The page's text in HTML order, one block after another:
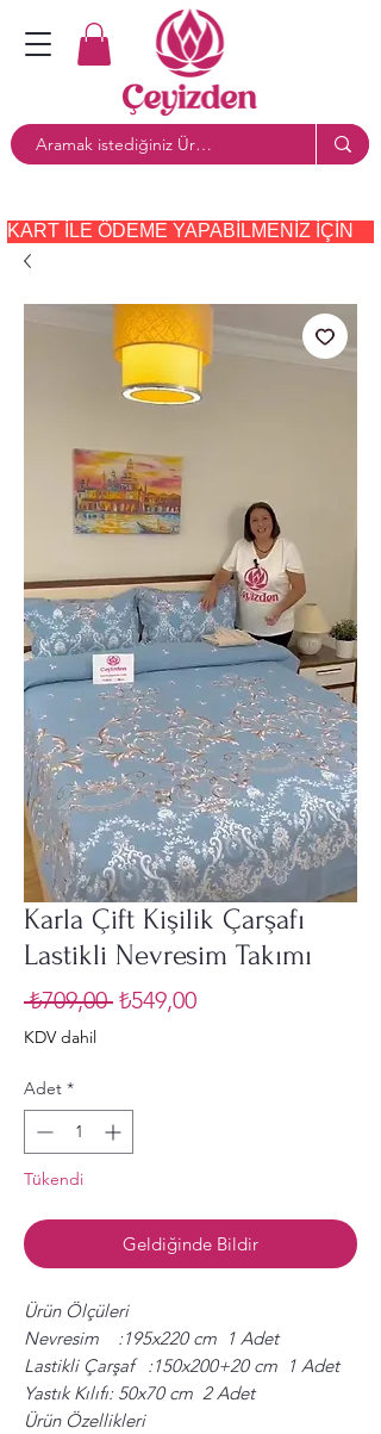
KART ILE ÖDEME YAPABILMENIZ IÇIN
Karla Çift Kişilik Çarşafı
Lastikli Nevresim Takımı
₺709,00 Normal
₺549,00İndirimli
KDV dahil
Adet *
Tükendi
Geldiğinde Bildir
Ürün Ölçüleri
Nevresim :195x220 cm 1 Adet
Lastikli Çarşaf :150x200+20 cm 1 Adet
Yastık Kılıfı: 50x70 cm 2 Adet
Ürün Özellikleri